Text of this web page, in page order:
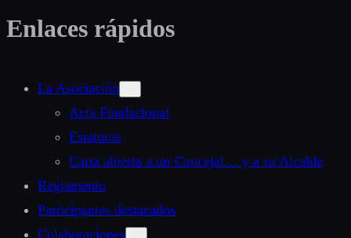
Enlaces rápidos
La Asociación
Acta Fundacional
Estatutos
Carta abierta a un Concejal… y a su Alcalde
Reglamento
Participantes destacados
Colaboraciones